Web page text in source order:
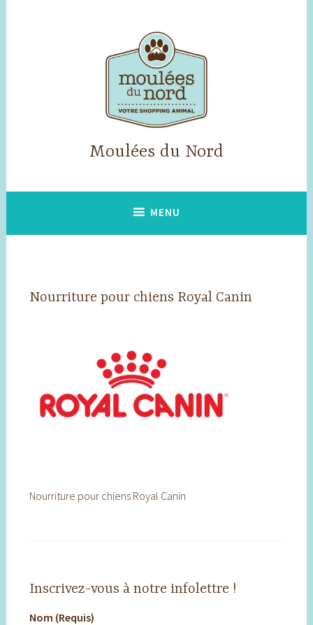
Moulées du Nord
MENU
Nourriture pour chiens Royal Canin
Nourriture pour chiens Royal Canin
Inscrivez-vous à notre infolettre !
Nom (Requis)